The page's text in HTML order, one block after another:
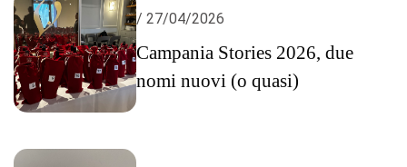
/ 27/04/2026
Campania Stories 2026, due
nomi nuovi (o quasi)